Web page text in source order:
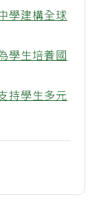
學建構全球
學生培養國
持學生多元